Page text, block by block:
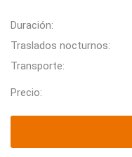
Duración:
Traslados nocturnos:
Transporte:
Precio: